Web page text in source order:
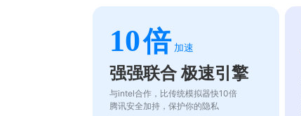
10倍 加速
强强联合 极速引擎
与intel合作，比传统模拟器快10倍
腾讯安全加持，保护你的隐私